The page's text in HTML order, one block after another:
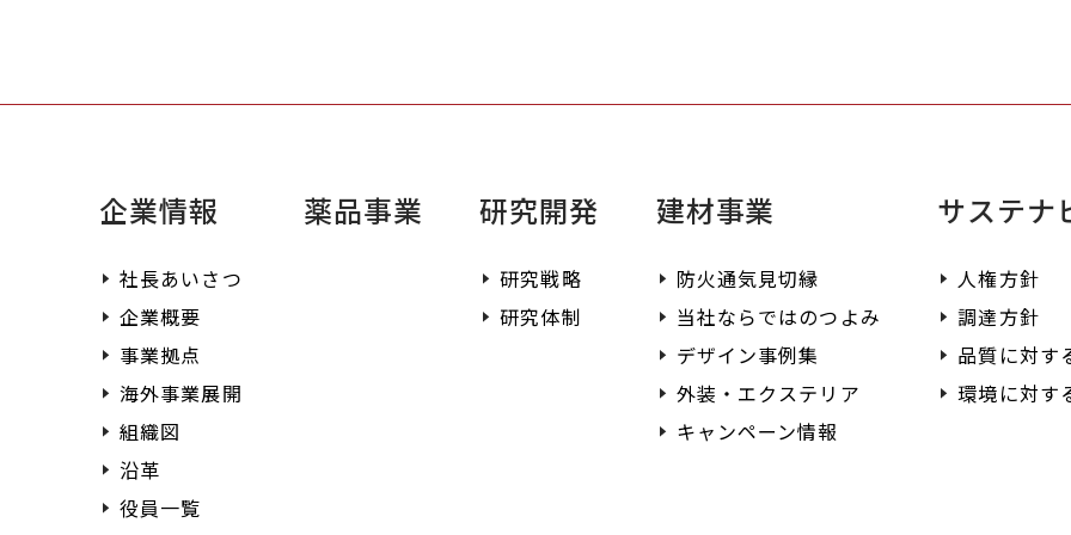
企業情報
社長あいさつ
企業概要
事業拠点
海外事業展開
組織図
沿革
役員一覧
薬品事業 研究開発
研究戦略
研究体制
建材事業
防火通気見切縁
当社ならではのつよみ
デザイン事例集
外装・エクステリア
キャンペーン情報
サステナ
人権方針
調達方針
品質に対す
環境に対す